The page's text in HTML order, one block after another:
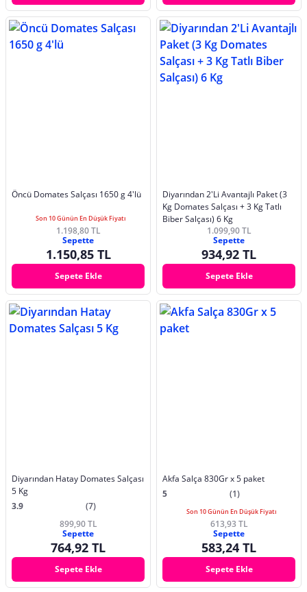
Öncü Domates Salçası 1650 g 4'lü
Son 10 Günün En Düşük Fiyatı
1.198,80 TL
Sepette
1.150,85 TL
Sepete Ekle
Diyarından 2'Li Avantajlı Paket (3
Kg Domates Salçası + 3 Kg Tatlı
Biber Salçası) 6 Kg
1.099,90 TL
Sepette
934,92 TL
Sepete Ekle
Diyarından Hatay Domates Salçası
5 Kg
3.9
(7)
899,90 TL
Sepette
764,92 TL
Sepete Ekle
Akfa Salça 830Gr x 5 paket
5
(1)
Son 10 Günün En Düşük Fiyatı
613,93 TL
Sepette
583,24 TL
Sepete Ekle